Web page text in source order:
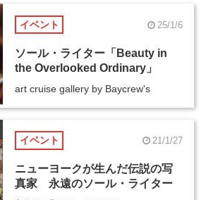
イベント 25/1/6
ソール・ライター「Beauty in
the Overlooked Ordinary」
art cruise gallery by Baycrew's
イベント 21/1/27
ニューヨークが生んだ伝説の写
真家 永遠のソール・ライター